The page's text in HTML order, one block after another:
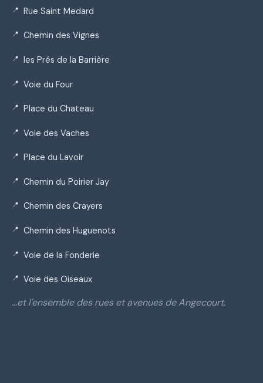
Rue Saint Medard
Chemin des Vignes
les Prés de la Barrière
Voie du Four
Place du Chateau
Voie des Vaches
Place du Lavoir
Chemin du Poirier Jay
Chemin des Crayers
Chemin des Huguenots
Voie de la Fonderie
Voie des Oiseaux
…et l'ensemble des rues et avenues de Angecourt.